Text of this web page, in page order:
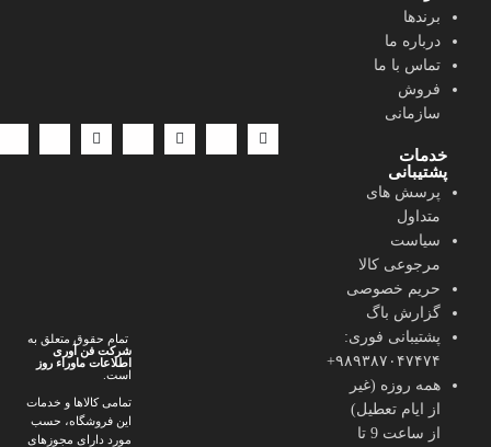
ایران تبدیل شود.
خرید آنلاین لباس و لوازم آرایشی از مدرن شو یعنی انتخابی آگاهانه،
شیک و هوشمندانه.
ارسال سریع | پرداخت امن | پشتیبانی فعال | حمایت از کالای ایرانی
برندها
درباره ما
تماس با ما
فروش
سازمانی
خدمات
پشتیبانی
پرسش های
متداول
سیاست
مرجوعی کالا
حریم خصوصی
گزارش باگ
پشتیبانی فوری:
۹۸۹۳۸۷۰۴۷۴۷۴+
همه روزه (غیر
از ایام تعطیل)
از ساعت 9 تا
تمام حقوق متعلق به
شرکت فن آوری
اطلاعات ماوراء روز
است.
تمامی کالاها و خدمات
این فروشگاه، حسب
مورد دارای مجوزهای